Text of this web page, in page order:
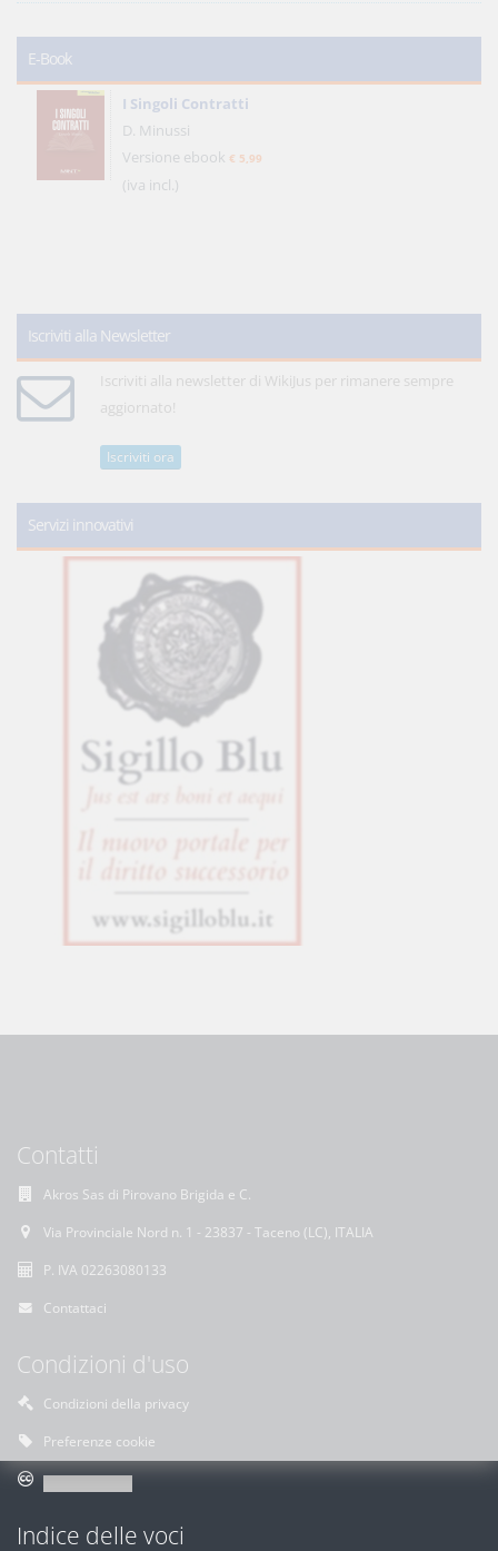
E-Book
I Singoli Contratti
D. Minussi
Versione ebook € 5,99
(iva incl.)
Iscriviti alla Newsletter
Iscriviti alla newsletter di WikiJus per rimanere sempre
aggiornato!
Iscriviti ora
Servizi innovativi
Contatti
Akros Sas di Pirovano Brigida e C.
Via Provinciale Nord n. 1 - 23837 - Taceno (LC), ITALIA
P. IVA 02263080133
Contattaci
Condizioni d'uso
Condizioni della privacy
Preferenze cookie
Indice delle voci